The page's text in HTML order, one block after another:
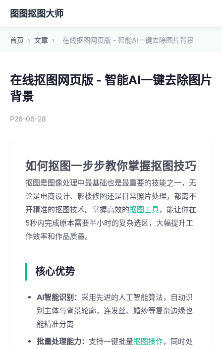
图图抠图大师
首页 › 文章 › 在线抠图网页版 - 智能AI一键去除图片背景
在线抠图网页版 - 智能AI一键去除图片
背景
P26-06-28
如何抠图一步步教你掌握抠图技巧
抠图是图像处理中最基础也是最重要的技能之一，无
论是电商设计、影楼修图还是日常照片处理，都离不
开精准的抠图技术。掌握高效的抠图工具，能让你在
5秒内完成原本需要半小时的复杂选区，大幅提升工
作效率和作品质量。
核心优势
AI智能识别： 采用先进的人工智能算法，自动识
别主体与背景轮廓，连发丝、婚纱等复杂边缘也
能精准分离
批量处理能力： 支持一键批量抠图操作，同时处